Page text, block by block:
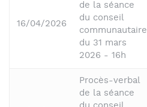
16/04/2026
de la séance
du conseil
communautaire
du 31 mars
2026 - 16h
Procès-verbal
de la séance